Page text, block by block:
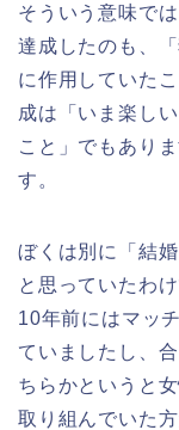
そういう意味で
達成したのも、
に作用していた
成は「いま楽し
こと」でもあり
す。
ぼくは別に「結
と思っていたわ
10年前にはマッ
ていましたし、
ちらかというと
取り組んでいた